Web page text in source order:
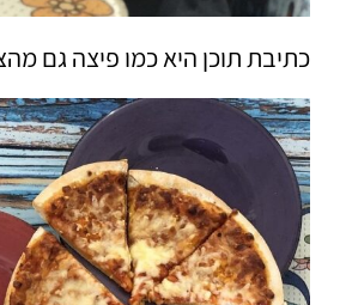
כתיבת תוכן היא כמו פיצה גם